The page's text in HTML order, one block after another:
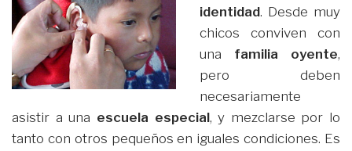
identidad. Desde muy
chicos conviven con
una familia oyente,
pero deben
necesariamente
asistir a una escuela especial, y mezclarse por lo
tanto con otros pequeños en iguales condiciones. Es